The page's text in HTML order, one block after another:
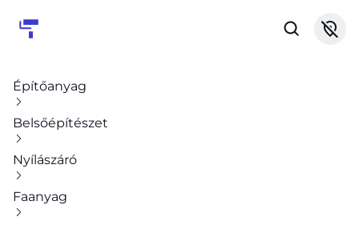
Építőanyag
Belsőépítészet
Nyílászáró
Faanyag